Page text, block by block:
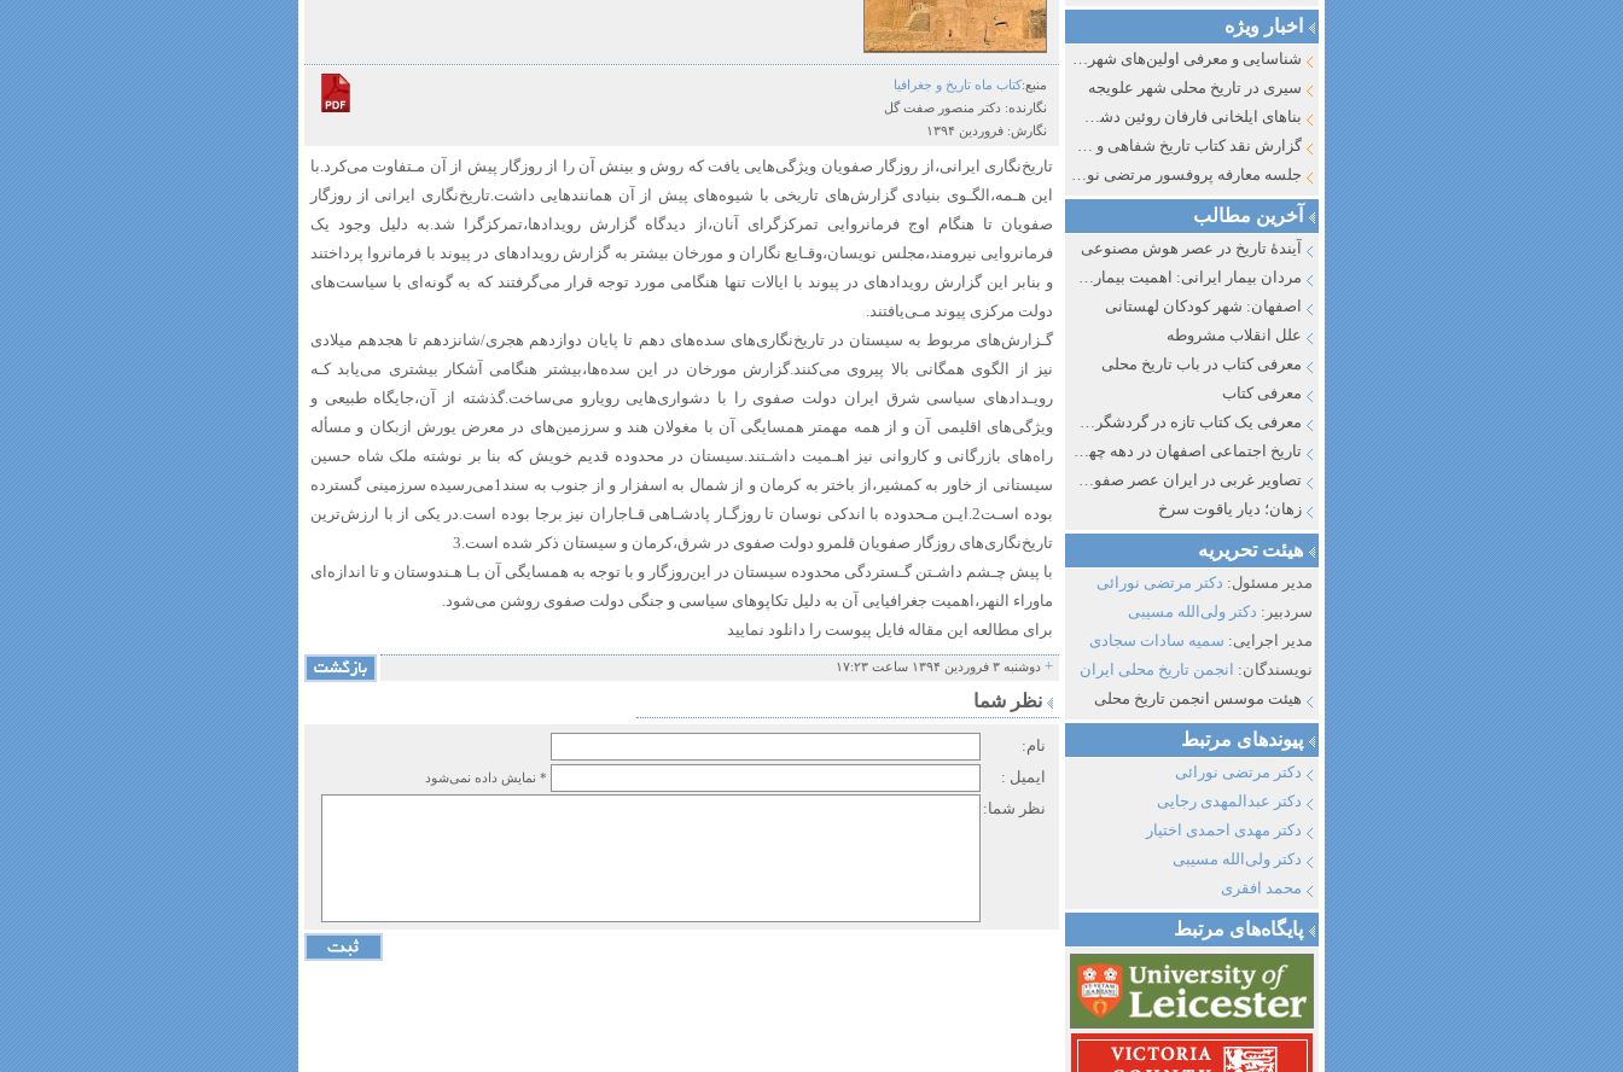
اخبار ویژه
شناسایی و معرفی اولین‌های شهر مشهد
سیری در تاریخ محلی شهر علویجه
بناهای ایلخانی فارفان روئین دشت اصفهان
گزارش نقد کتاب تاریخ شفاهی و جایگاه آن در تاریخ نگاری معاصر ایران ۱۳۸۵-۱۳۵۸
جلسه معارفه پروفسور مرتضی نورائی در دپارتمان شرق‌شناسی دانشگاه صوفیا، بلغارستان
آخرین مطالب
آیندهٔ تاریخ در عصر هوش مصنوعی
مردان بیمار ایرانی: اهمیت بیماری به عنوان عاملی در تفسیر تاریخ سیاسی ایران جدید
اصفهان: شهر کودکان لهستانی
علل انقلاب مشروطه
معرفی کتاب در باب تاریخ محلی
معرفی کتاب
معرفی یک کتاب تازه در گردشگری اصفهان
تاریخ اجتماعی اصفهان در دهه چهل و پنجاه از نگاه طنز نوروز جمشاد
تصاویر غربی در ایران عصر صفوی و قاجار
زهان؛ دیار یاقوت سرخ
هیئت تحریریه
مدیر مسئول: دکتر مرتضی نورائی
سردبیر: دکتر ولی‌الله مسیبی
مدیر اجرایی: سمیه سادات سجادی
نویسندگان: انجمن تاریخ محلی ایران
هیئت موسس انجمن تاریخ محلی
پیوند‌های مرتبط
دکتر مرتضی نورائی
دکتر عبدالمهدی رجایی
دکتر مهدی احمدی اختیار
دکتر ولی‌الله مسیبی
محمد افقری
پایگاه‌های مرتبط
منبع:​​​​کتاب ماه تاریخ و جغرافیا
نگارنده: دکتر منصور صفت گل
نگارش: فروردین ۱۳۹۴
تاریخ‌نگاری ایرانی،از روزگار صفویان ویژگی‌هایی یافت‌ که روش‌ و بینش آن‌ را‌ از روزگار پیش از آن مـتفاوت می‌کرد.با
این هـمه،الگـوی‌ بنیادی گزارش‌های تاریخی با شیوه‌های پیش از آن همانندهایی‌ داشت.تاریخ‌نگاری ایرانی از روزگار
صفویان تا هنگام اوج فرمانروایی‌ تمرکزگرای‌ آنان،از دیدگاه گزارش رویدادها،تمرکزگرا شد.به دلیل‌ وجود یک
فرمانروایی نیرومند،مجلس نویسان،وقـایع نگاران و مورخان‌ بیشتر به گزارش رویدادهای در پیوند با فرمانروا پرداختند
و بنابر این‌ گزارش رویدادهای‌ در‌ پیوند با ایالات تنها هنگامی مورد توجه‌ قرار می‌گرفتند که به گونه‌ای با سیاست‌های
دولت مرکزی پیوند مـی‌یافتند.
گـزارش‌های مربوط به سیستان در تاریخ‌نگاری‌های سده‌های دهم‌ تا پایان دوازدهم هجری‌/شانزدهم‌ تا هجدهم میلادی
نیز از الگوی‌ همگانی بالا پیروی می‌کنند.گزارش مورخان در این سده‌ها،بیشتر هنگامی آشکار بیشتری می‌یابد کـه
رویـدادهای سیاسی شرق ایران‌ دولت صفوی را با‌ دشواری‌هایی‌ رویارو می‌ساخت.گذشته از آن،جایگاه‌ طبیعی و
ویژگی‌های اقلیمی آن و از همه مهمتر همسایگی آن با مغولان‌ هند و سرزمین‌های در معرض یورش ازبکان و مسأله
راه‌های بازرگانی‌ و کاروانی نیز اهـمیت‌ داشـتند‌.سیستان‌ در محدوده قدیم خویش که‌ بنا‌ بر‌ نوشته ملک شاه حسین
سیستانی از خاور به کمشیر،از باختر به‌ کرمان و از شمال به اسفزار و از جنوب به سند‌1می‌رسیده‌ سرزمینی‌‌ گسترده
بوده اسـت‌2.ایـن مـحدوده با اندکی نوسان‌ تا‌ روزگـار پادشـاهی‌ قـاجاران نیز برجا بوده است.در یکی از با ارزش‌ترین
تاریخ‌نگاری‌های‌ روزگار صفویان قلمرو دولت صفوی در‌ شرق‌،کرمان‌ و سیستان ذکر شده است.3
با پیش چـشم داشـتن گـستردگی محدوده‌ سیستان در این‌روزگار و با توجه به همسایگی آن بـا هـندوستان و تا اندازه‌ای
ماوراء النهر،اهمیت‌ جغرافیایی آن به‌ دلیل‌ تکاپوهای‌ سیاسی و جنگی دولت صفوی روشن‌ می‌شود.
برای مطالعه این مقاله فایل پیوست را دانلود نمایید
+ دوشنبه ۳ فروردین ۱۳۹۴ ساعت ۱۷:۲۳
نظر شما
نام:
ایمیل :
* نمایش داده نمی‌شود
نظر شما: